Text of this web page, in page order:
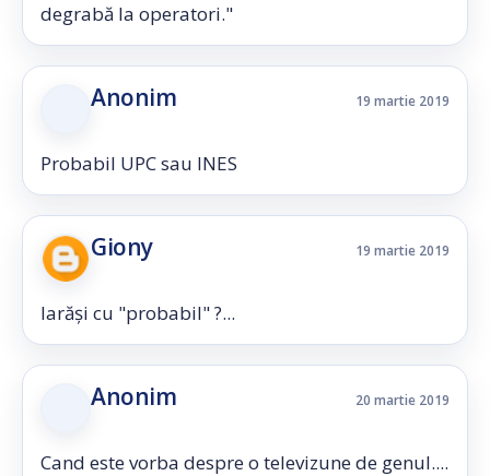
degrabă la operatori."
Anonim 19 martie 2019
Probabil UPC sau INES
Giony 19 martie 2019
Iarăși cu "probabil" ?...
Anonim 20 martie 2019
Cand este vorba despre o televizune de genul....